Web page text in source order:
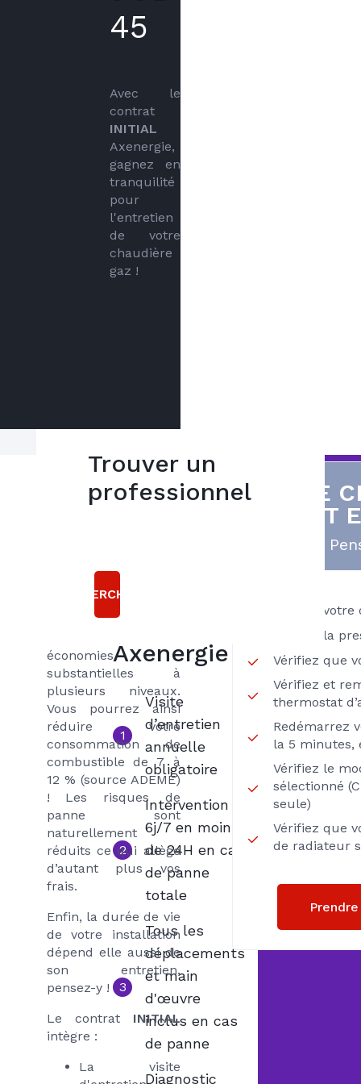
45
Avec le
INITIAL
Axenergie,
gagnez en
tranquilité
pour
l'entretien
de votre
chaudière
gaz !
Réalisez des
économies
matériel de
chauffage permet de
économies
substantielles à
plusieurs niveaux.
Vous pourrez ainsi
réduire votre
consommation de
combustible de 7 à
12 % (source ADEME)
! Les risques de
panne sont
naturellement
réduits ce qui allège
d’autant plus vos
frais.
Enfin, la durée de vie
de votre installation
dépend elle aussi de
son entretien,
pensez-y !
Le contrat INITIAL
intègre :
La visite
VOTRE
EST
Vérifiez
Vérifiez la
Vérifiez que
Vérifiez et
thermostat
Redémarrez
la 5 minutes,
Vérifiez le
sélectionné
seule)
Vérifiez que
de radiateur
Trouver un
professionnel
RECHERCHER
5
choisir le
contrat
Axenergie
1
Visite
d’entretien
annuelle
obligatoire
2
Intervention
6j/7 en moins
de 24H en cas
de panne
totale
3
Tous les
déplacements
et main
d'œuvre
inclus en cas
de panne
Diagnostic